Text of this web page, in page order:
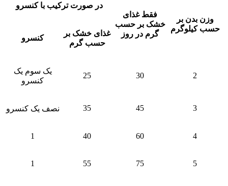
وزن بدن بر
حسب کیلوگرم
فقط غذای
خشک بر حسب
گرم در روز
در صورت ترکیب با کنسرو
غذای خشک بر
حسب گرم
کنسرو
2
30
25
یک سوم یک
کنسرو
3
45
35 نصف یک کنسرو
4
60
40
1
5
75
55
1